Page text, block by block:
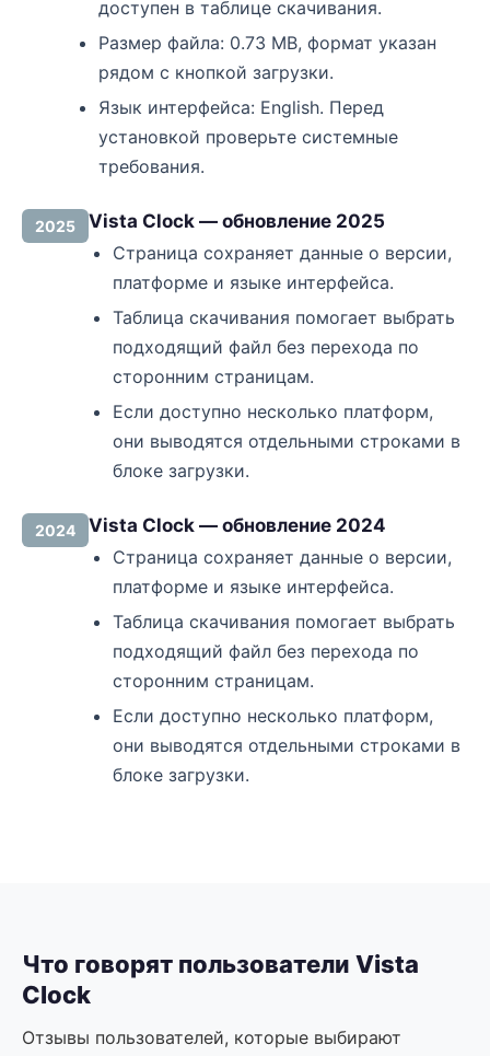
доступен в таблице скачивания.
Размер файла: 0.73 MB, формат указан
рядом с кнопкой загрузки.
Язык интерфейса: English. Перед
установкой проверьте системные
требования.
2025
Vista Clock — обновление 2025
Страница сохраняет данные о версии,
платформе и языке интерфейса.
Таблица скачивания помогает выбрать
подходящий файл без перехода по
сторонним страницам.
Если доступно несколько платформ,
они выводятся отдельными строками в
блоке загрузки.
2024
Vista Clock — обновление 2024
Страница сохраняет данные о версии,
платформе и языке интерфейса.
Таблица скачивания помогает выбрать
подходящий файл без перехода по
сторонним страницам.
Если доступно несколько платформ,
они выводятся отдельными строками в
блоке загрузки.
Что говорят пользователи Vista
Clock
Отзывы пользователей, которые выбирают